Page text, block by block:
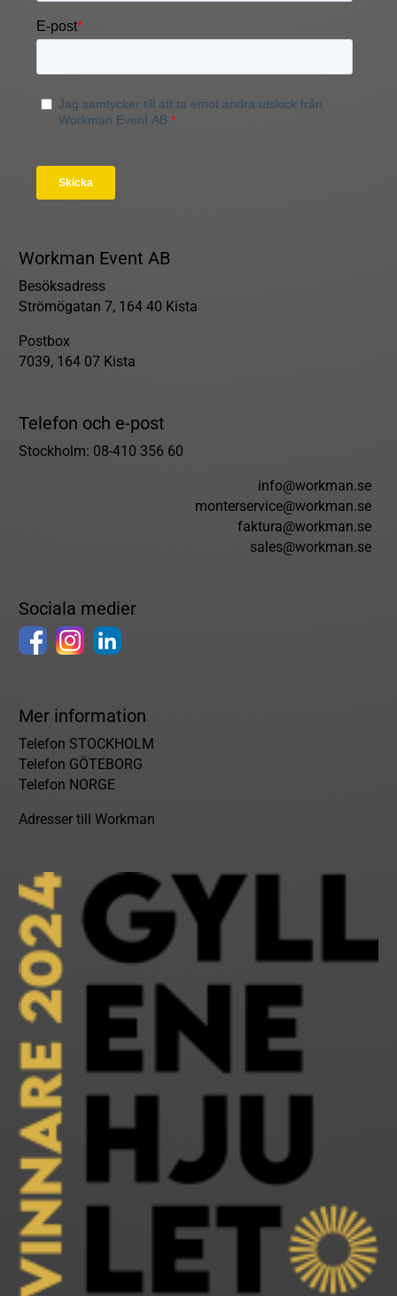
Workman Event AB
Besöksadress
Strömögatan 7, 164 40 Kista
Postbox
7039, 164 07 Kista
Telefon och e-post
Stockholm: 08-410 356 60
info@workman.se
monterservice@workman.se
faktura@workman.se
sales@workman.se
Sociala medier
Mer information
Telefon STOCKHOLM
Telefon GÖTEBORG
Telefon NORGE
Adresser till Workman